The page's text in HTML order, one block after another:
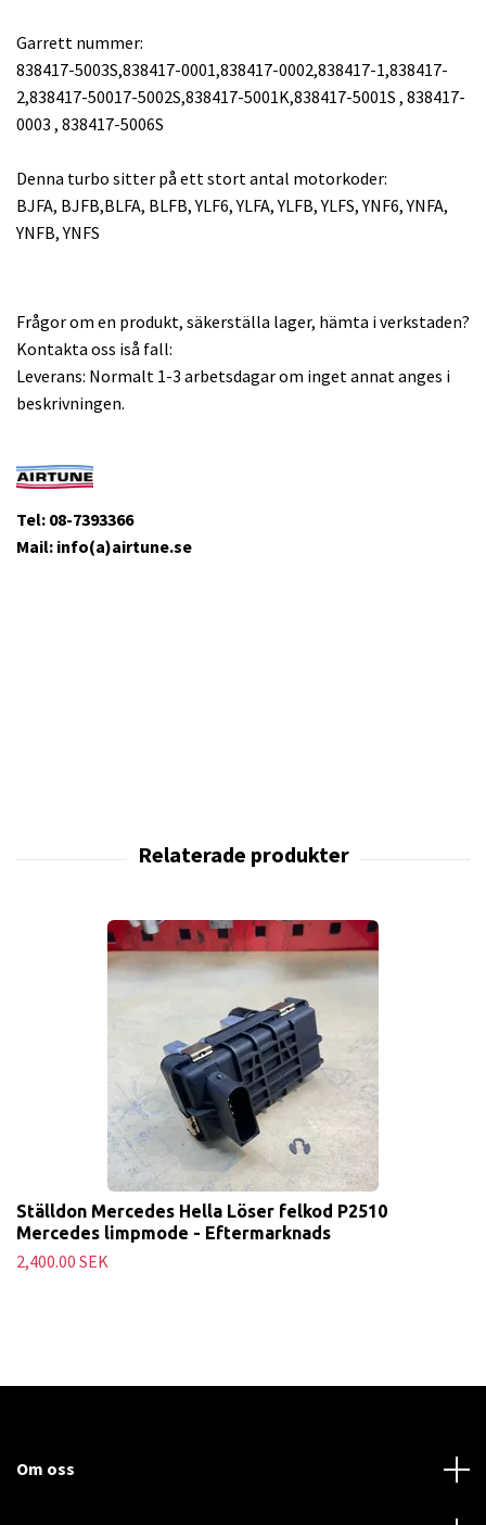
Garrett nummer:
838417-5003S,838417-0001,838417-0002,838417-1,838417-
2,838417-50017-5002S,838417-5001K,838417-5001S , 838417-
0003 , 838417-5006S
Denna turbo sitter på ett stort antal motorkoder:
BJFA, BJFB,BLFA, BLFB, YLF6, YLFA, YLFB, YLFS, YNF6, YNFA,
YNFB, YNFS
Frågor om en produkt, säkerställa lager, hämta i verkstaden?
Kontakta oss iså fall:
Leverans: Normalt 1-3 arbetsdagar om inget annat anges i
beskrivningen.
Tel: 08-7393366
Mail: info(a)airtune.se
Ställdon Mercedes Hella Löser felkod P2510
Mercedes limpmode - Eftermarknads
2,400.00 SEK
Om oss